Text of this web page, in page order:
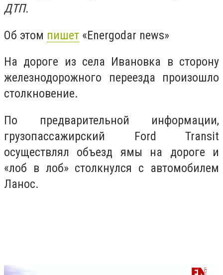
ДТП.
Об этом пишет «Energodar news»
На дороге из села Ивановка в сторону
железнодорожного переезда произошло
столкновение.
По предварительной информации,
грузопассажирский Ford Transit
осуществлял объезд ямы на дороге и
«лоб в лоб» столкнулся с автомобилем
Ланос.